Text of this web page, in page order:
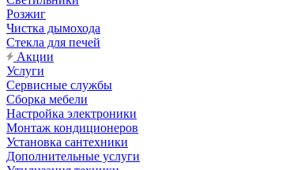
Розжиг
Чистка дымохода
Стекла для печей
Акции
Услуги
Сервисные службы
Сборка мебели
Настройка электроники
Монтаж кондиционеров
Установка сантехники
Дополнительные услуги